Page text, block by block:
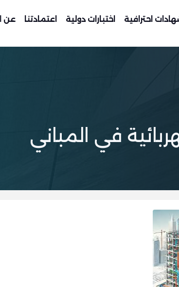
احترافية اختبارات دولية اعتمادتنا عن
في المباني